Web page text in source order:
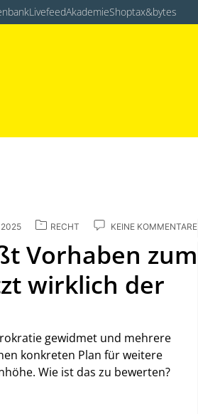
LivefeedAkademieShoptax&bytes
RECHT KEINE KOMMENTARE
Vorhaben zum
wirklich der
gewidmet und mehrere
konkreten Plan für weitere
Wie ist das zu bewerten?